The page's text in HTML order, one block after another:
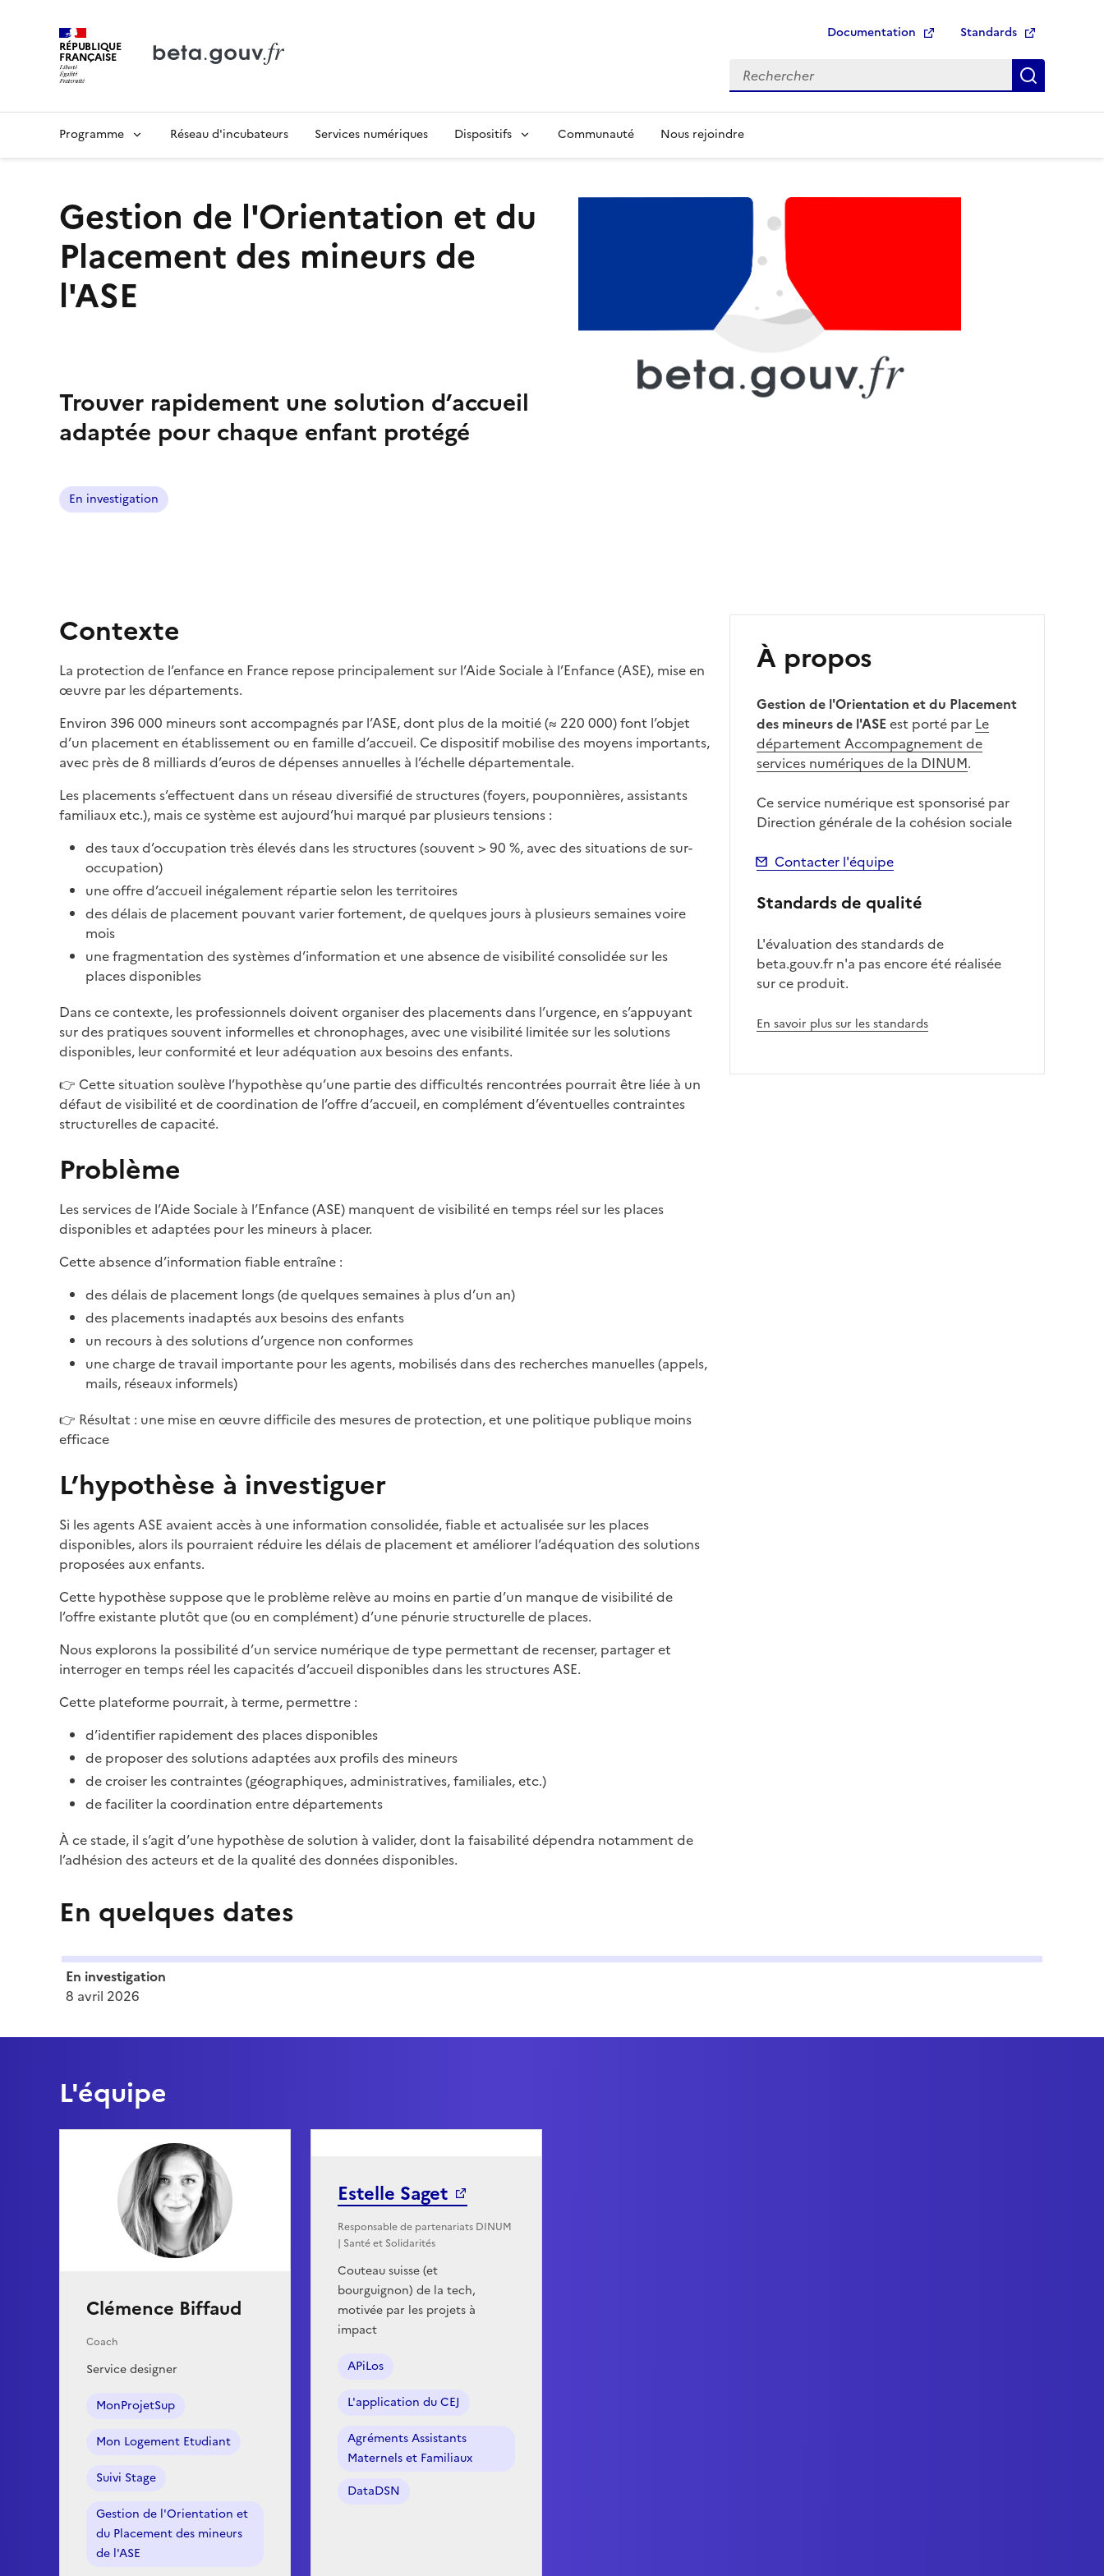
RÉPUBLIQUE
FRANÇAISE
Documentation Standards
Recherche
Programme Réseau d'incubateurs Services numériques Dispositifs Communauté Nous rejoindre
Gestion de l'Orientation et du
Placement des mineurs de
l'ASE
Trouver rapidement une solution d’accueil
adaptée pour chaque enfant protégé
En investigation
Contexte
La protection de l’enfance en France repose principalement sur l’Aide Sociale à l’Enfance (ASE), mise en
œuvre par les départements.
Environ 396 000 mineurs sont accompagnés par l’ASE, dont plus de la moitié (≈ 220 000) font l’objet
d’un placement en établissement ou en famille d’accueil. Ce dispositif mobilise des moyens importants,
avec près de 8 milliards d’euros de dépenses annuelles à l’échelle départementale.
Les placements s’effectuent dans un réseau diversifié de structures (foyers, pouponnières, assistants
familiaux etc.), mais ce système est aujourd’hui marqué par plusieurs tensions :
des taux d’occupation très élevés dans les structures (souvent > 90 %, avec des situations de sur-
occupation)
une offre d’accueil inégalement répartie selon les territoires
des délais de placement pouvant varier fortement, de quelques jours à plusieurs semaines voire
mois
une fragmentation des systèmes d’information et une absence de visibilité consolidée sur les
places disponibles
Dans ce contexte, les professionnels doivent organiser des placements dans l’urgence, en s’appuyant
sur des pratiques souvent informelles et chronophages, avec une visibilité limitée sur les solutions
disponibles, leur conformité et leur adéquation aux besoins des enfants.
👉 Cette situation soulève l’hypothèse qu’une partie des difficultés rencontrées pourrait être liée à un
défaut de visibilité et de coordination de l’offre d’accueil, en complément d’éventuelles contraintes
structurelles de capacité.
Problème
Les services de l’Aide Sociale à l’Enfance (ASE) manquent de visibilité en temps réel sur les places
disponibles et adaptées pour les mineurs à placer.
Cette absence d’information fiable entraîne :
des délais de placement longs (de quelques semaines à plus d’un an)
des placements inadaptés aux besoins des enfants
un recours à des solutions d’urgence non conformes
une charge de travail importante pour les agents, mobilisés dans des recherches manuelles (appels,
mails, réseaux informels)
👉 Résultat : une mise en œuvre difficile des mesures de protection, et une politique publique moins
efficace
L’hypothèse à investiguer
Si les agents ASE avaient accès à une information consolidée, fiable et actualisée sur les places
disponibles, alors ils pourraient réduire les délais de placement et améliorer l’adéquation des solutions
proposées aux enfants.
Cette hypothèse suppose que le problème relève au moins en partie d’un manque de visibilité de
l’offre existante plutôt que (ou en complément) d’une pénurie structurelle de places.
Nous explorons la possibilité d’un service numérique de type permettant de recenser, partager et
interroger en temps réel les capacités d’accueil disponibles dans les structures ASE.
Cette plateforme pourrait, à terme, permettre :
d’identifier rapidement des places disponibles
de proposer des solutions adaptées aux profils des mineurs
de croiser les contraintes (géographiques, administratives, familiales, etc.)
de faciliter la coordination entre départements
À ce stade, il s’agit d’une hypothèse de solution à valider, dont la faisabilité dépendra notamment de
l’adhésion des acteurs et de la qualité des données disponibles.
À propos
Gestion de l'Orientation et du Placement
des mineurs de l'ASEest porté par Le
département Accompagnement de
services numériques de la DINUM.
Ce service numérique est sponsorisé par
Direction générale de la cohésion sociale
Contacter l'équipe
Standards de qualité
L'évaluation des standards de
beta.gouv.fr n'a pas encore été réalisée
sur ce produit.
En savoir plus sur les standards
En quelques dates
En investigation
8 avril 2026
L'équipe
Clémence Biffaud
Coach
Service designer
MonProjetSup
Mon Logement Etudiant
Suivi Stage
Gestion de l'Orientation et
du Placement des mineurs
de l'ASE
Estelle Saget
Responsable de partenariats DINUM
| Santé et Solidarités
Couteau suisse (et
bourguignon) de la tech,
motivée par les projets à
impact
APiLos
L'application du CEJ
Agréments Assistants
Maternels et Familiaux
DataDSN